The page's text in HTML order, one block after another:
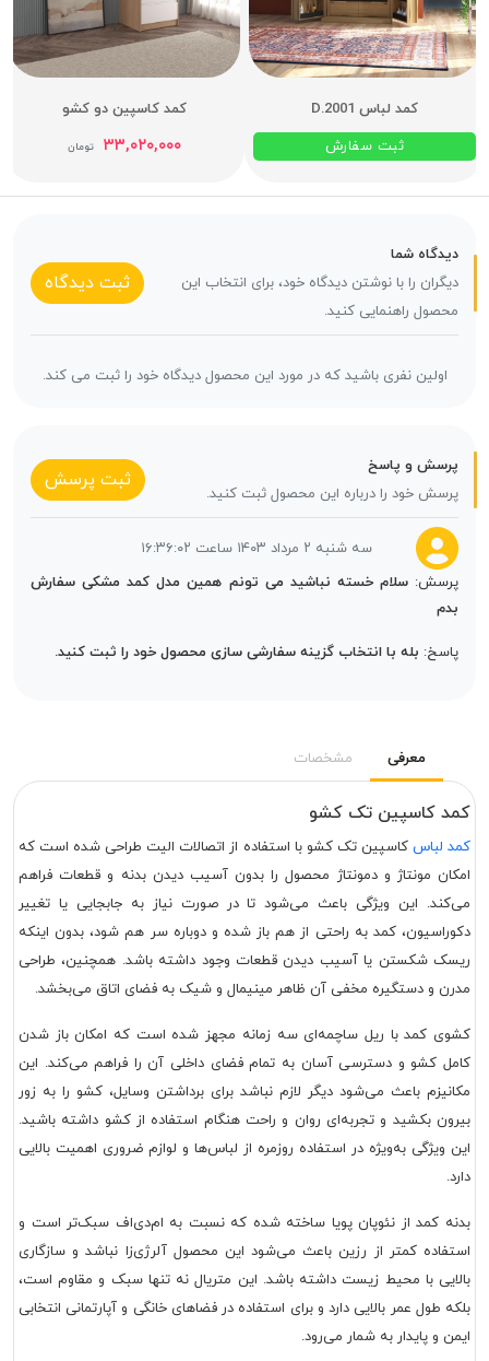
کمد لباس D.2001
ثبت سفارش
کمد کاسپین دو کشو
۳۳,۰۲۰,۰۰۰ تومان
دیدگاه شما
دیگران را با نوشتن دیدگاه خود، برای انتخاب این
محصول راهنمایی کنید.
ثبت دیدگاه
اولین نفری باشید که در مورد این محصول دیدگاه خود را ثبت می کند.
پرسش و پاسخ
پرسش خود را درباره این محصول ثبت کنید.
ثبت پرسش
سه شنبه ۲ مرداد ۱۴۰۳ ساعت ۱۶:۳۶:۰۲
پرسش:سلام خسته نباشید می تونم همین مدل کمد مشکی سفارش
بدم
پاسخ: بله با انتخاب گزینه سفارشی سازی محصول خود را ثبت کنید.
معرفی مشخصات
کمد کاسپین تک کشو
کمد لباس کاسپین تک کشو با استفاده از اتصالات الیت طراحی شده است که
امکان مونتاژ و دمونتاژ محصول را بدون آسیب دیدن بدنه و قطعات فراهم
می‌کند. این ویژگی باعث می‌شود تا در صورت نیاز به جابجایی یا تغییر
دکوراسیون، کمد به راحتی از هم باز شده و دوباره سر هم شود، بدون اینکه
ریسک شکستن یا آسیب دیدن قطعات وجود داشته باشد. همچنین، طراحی
مدرن و دستگیره مخفی آن ظاهر مینیمال و شیک به فضای اتاق می‌بخشد.
کشوی کمد با ریل ساچمه‌ای سه زمانه مجهز شده است که امکان باز شدن
کامل کشو و دسترسی آسان به تمام فضای داخلی آن را فراهم می‌کند. این
مکانیزم باعث می‌شود دیگر لازم نباشد برای برداشتن وسایل، کشو را به زور
بیرون بکشید و تجربه‌ای روان و راحت هنگام استفاده از کشو داشته باشید.
این ویژگی به‌ویژه در استفاده روزمره از لباس‌ها و لوازم ضروری اهمیت بالایی
دارد.
بدنه کمد از نئوپان پویا ساخته شده که نسبت به ام‌دی‌اف سبک‌تر است و
استفاده کمتر از رزین باعث می‌شود این محصول آلرژی‌زا نباشد و سازگاری
بالایی با محیط زیست داشته باشد. این متریال نه تنها سبک و مقاوم است،
بلکه طول عمر بالایی دارد و برای استفاده در فضاهای خانگی و آپارتمانی انتخابی
ایمن و پایدار به شمار می‌رود.